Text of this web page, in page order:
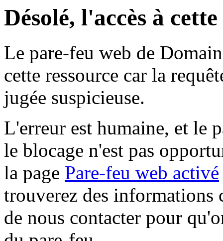
Désolé, l'accès à
Le pare-feu web de
cette ressource car la
jugée suspicieuse.
L'erreur est humaine, et le
le blocage n'est pas
la page Pare-feu web activé
trouverez des informations
de nous contacter pour